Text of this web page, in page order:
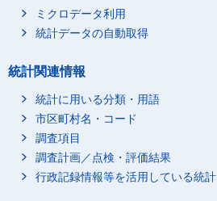
ミクロデータ利用
統計データの自動取得
統計関連情報
統計に用いる分類・用語
市区町村名・コード
調査項目
調査計画／点検・評価結果
行政記録情報等を活用している統計